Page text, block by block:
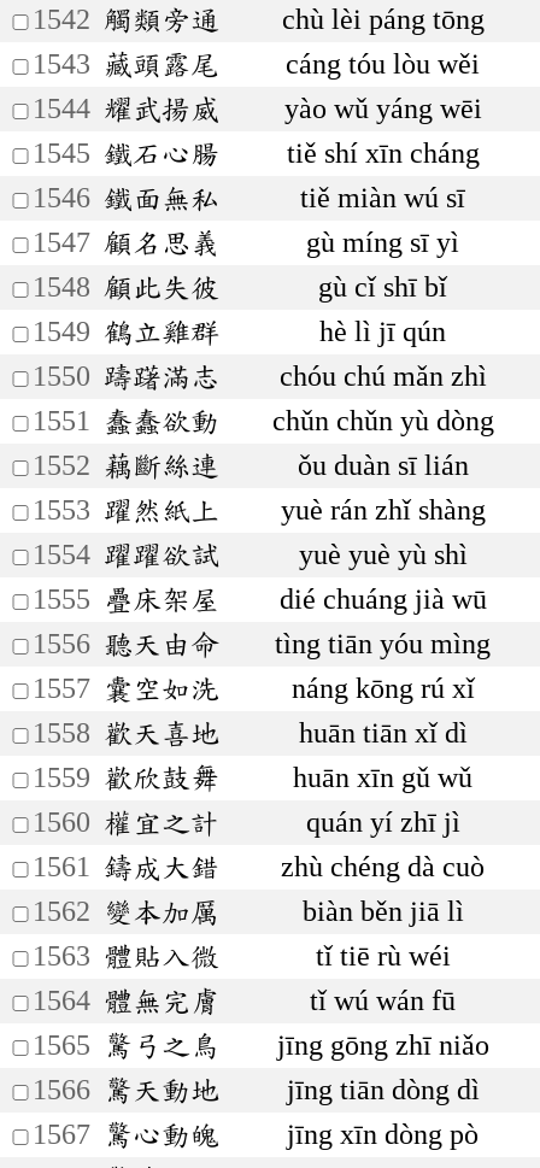
1542 觸類旁通
chù lèi páng tōng
1543 藏頭露尾
cáng tóu lòu wěi
1544 耀武揚威
yào wǔ yáng wēi
1545 鐵石心腸
tiě shí xīn cháng
1546 鐵面無私
tiě miàn wú sī
1547 顧名思義
gù míng sī yì
1548 顧此失彼
gù cǐ shī bǐ
1549 鶴立雞群
hè lì jī qún
1550 躊躇滿志
chóu chú mǎn zhì
1551
蠢蠢欲動
chǔn chǔn yù dòng
1552 藕斷絲連
ǒu duàn sī lián
1553 躍然紙上
yuè rán zhǐ shàng
1554 躍躍欲試
yuè yuè yù shì
1555 疊床架屋
dié chuáng jià wū
1556 聽天由命
tìng tiān yóu mìng
1557 囊空如洗
náng kōng rú xǐ
1558 歡天喜地
huān tiān xǐ dì
1559 歡欣鼓舞
huān xīn gǔ wǔ
1560 權宜之計
quán yí zhī jì
1561
鑄成大錯
zhù chéng dà cuò
1562 變本加厲
biàn běn jiā lì
1563 體貼入微
tǐ tiē rù wéi
1564 體無完膚
tǐ wú wán fū
1565
驚弓之鳥
jīng gōng zhī niǎo
1566 驚天動地
jīng tiān dòng dì
1567 驚心動魄
jīng xīn dòng pò